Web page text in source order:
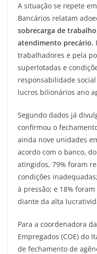
A situação se repete
Bancários relatam
sobrecarga de
atendimento precário.
trabalhadores e pela
superlotadas e
responsabilidade
lucros bilionários ano
Segundo dados já
confirmou o
ainda nove unidades
acordo com o banco,
atingidos, 79% foram
condições
à pressão; e 18%
diante da alta
Para a coordenadora
Empregados (COE) do
de fechamento de